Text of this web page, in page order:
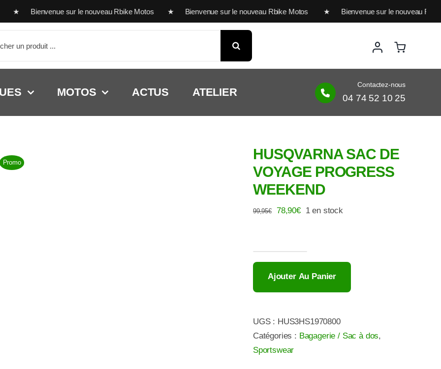
sur le nouveau Rbike Motos ★ Bienvenue sur le nouveau Rbike Motos ★ Bienvenue sur le nouveau Rbike
MOTOS ACTUS ATELIER
Contactez-nous
04 74 52 10 25
Promo
HUSQVARNA SAC DE
VOYAGE PROGRESS
WEEKEND
99,95€
Le
était :
78,90€Le
est :
1 en stock
de
PROGRESS
Ajouter Au Panier
UGS : HUS3HS1970800
Catégories : Bagagerie / Sac à dos,
Sportswear